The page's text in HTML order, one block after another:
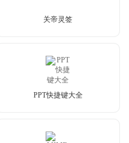
关帝灵签
PPT快捷键大全